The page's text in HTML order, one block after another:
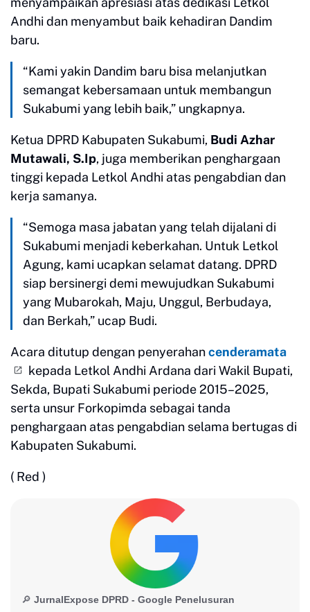
Andhi dan menyambut baik kehadiran Dandim
baru.
“Kami yakin Dandim baru bisa melanjutkan
semangat kebersamaan untuk membangun
Sukabumi yang lebih baik,” ungkapnya.
Ketua DPRD Kabupaten Sukabumi, Budi Azhar
Mutawali, S.Ip, juga memberikan penghargaan
tinggi kepada Letkol Andhi atas pengabdian dan
kerja samanya.
“Semoga masa jabatan yang telah dijalani di
Sukabumi menjadi keberkahan. Untuk Letkol
Agung, kami ucapkan selamat datang. DPRD
siap bersinergi demi mewujudkan Sukabumi
yang Mubarokah, Maju, Unggul, Berbudaya,
dan Berkah,” ucap Budi.
Acara ditutup dengan penyerahancenderamata
kepada Letkol Andhi Ardana dari Wakil Bupati,
Sekda, Bupati Sukabumi periode 2015–2025,
serta unsur Forkopimda sebagai tanda
penghargaan atas pengabdian selama bertugas di
Kabupaten Sukabumi.
( Red )